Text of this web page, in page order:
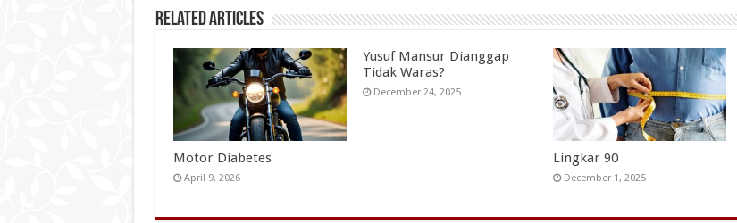
Related Articles
Motor Diabetes
April 9, 2026
Yusuf Mansur Dianggap
Tidak Waras?
December 24, 2025
Lingkar 90
December 1, 2025